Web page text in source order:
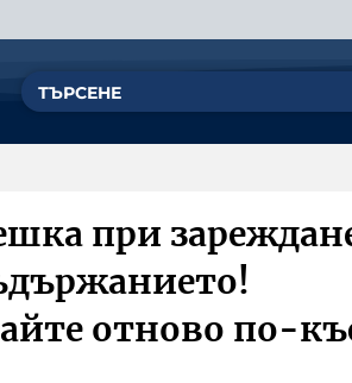
при
отново по-